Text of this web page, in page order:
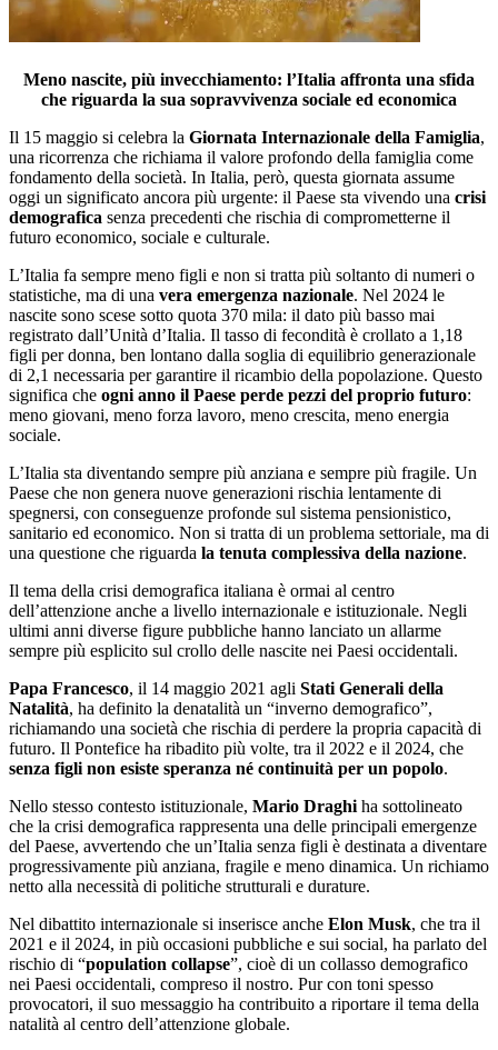
Meno nascite, più invecchiamento: l’Italia affronta una sfida
che riguarda la sua sopravvivenza sociale ed economica
Il 15 maggio si celebra la Giornata Internazionale della Famiglia,
una ricorrenza che richiama il valore profondo della famiglia come
fondamento della società. In Italia, però, questa giornata assume
oggi un significato ancora più urgente: il Paese sta vivendo una crisi
demografica senza precedenti che rischia di comprometterne il
futuro economico, sociale e culturale.
L’Italia fa sempre meno figli e non si tratta più soltanto di numeri o
statistiche, ma di una vera emergenza nazionale. Nel 2024 le
nascite sono scese sotto quota 370 mila: il dato più basso mai
registrato dall’Unità d’Italia. Il tasso di fecondità è crollato a 1,18
figli per donna, ben lontano dalla soglia di equilibrio generazionale
di 2,1 necessaria per garantire il ricambio della popolazione. Questo
significa che ogni anno il Paese perde pezzi del proprio futuro:
meno giovani, meno forza lavoro, meno crescita, meno energia
sociale.
L’Italia sta diventando sempre più anziana e sempre più fragile. Un
Paese che non genera nuove generazioni rischia lentamente di
spegnersi, con conseguenze profonde sul sistema pensionistico,
sanitario ed economico. Non si tratta di un problema settoriale, ma di
una questione che riguarda la tenuta complessiva della nazione.
Il tema della crisi demografica italiana è ormai al centro
dell’attenzione anche a livello internazionale e istituzionale. Negli
ultimi anni diverse figure pubbliche hanno lanciato un allarme
sempre più esplicito sul crollo delle nascite nei Paesi occidentali.
Papa Francesco, il 14 maggio 2021 agli Stati Generali della
Natalità, ha definito la denatalità un “inverno demografico”,
richiamando una società che rischia di perdere la propria capacità di
futuro. Il Pontefice ha ribadito più volte, tra il 2022 e il 2024, che
senza figli non esiste speranza né continuità per un popolo.
Nello stesso contesto istituzionale, Mario Draghi ha sottolineato
che la crisi demografica rappresenta una delle principali emergenze
del Paese, avvertendo che un’Italia senza figli è destinata a diventare
progressivamente più anziana, fragile e meno dinamica. Un richiamo
netto alla necessità di politiche strutturali e durature.
Nel dibattito internazionale si inserisce anche Elon Musk, che tra il
2021 e il 2024, in più occasioni pubbliche e sui social, ha parlato del
rischio di “population collapse”, cioè di un collasso demografico
nei Paesi occidentali, compreso il nostro. Pur con toni spesso
provocatori, il suo messaggio ha contribuito a riportare il tema della
natalità al centro dell’attenzione globale.